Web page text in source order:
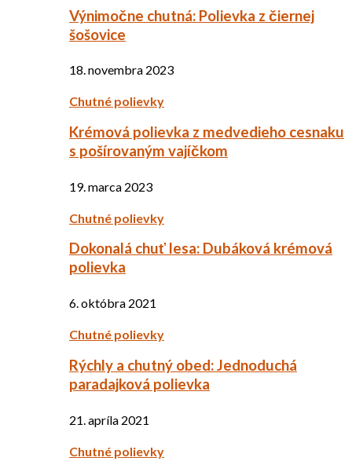
Výnimočne chutná: Polievka z čiernej
šošovice
18. novembra 2023
Chutné polievky
Krémová polievka z medvedieho cesnaku
s pošírovaným vajíčkom
19. marca 2023
Chutné polievky
Dokonalá chuť lesa: Dubáková krémová
polievka
6. októbra 2021
Chutné polievky
Rýchly a chutný obed: Jednoduchá
paradajková polievka
21. apríla 2021
Chutné polievky